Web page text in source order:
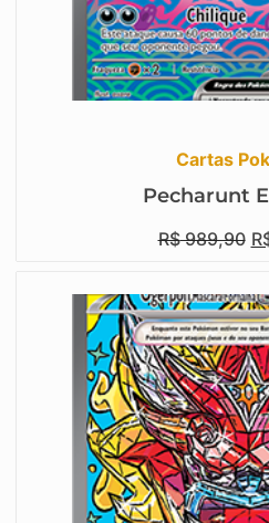
Cartas
Pecharunt
R$989,90